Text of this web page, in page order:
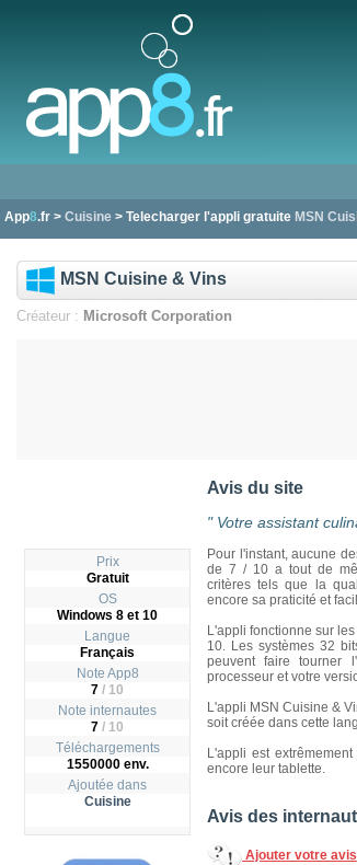
App8.fr > Cuisine> Telecharger l'appli gratuite MSN
MSN Cuisine & Vins
Créateur : Microsoft Corporation
Prix
Gratuit
OS
Windows 8 et 10
Langue
Français
Note App8
7 / 10
Note internautes
7 / 10
Téléchargements
1550000 env.
Ajoutée dans
Cuisine
Avis du site
" Votre assistant
Pour l'instant, aucune
de 7 / 10 a tout de
critères tels que la
encore sa praticité et
L'appli fonctionne sur
10. Les systèmes 32
peuvent faire tourner
processeur et votre
L'appli MSN Cuisine &
soit créée dans cette
L'appli est
encore leur tablette.
Avis des
Ajouter votre avis